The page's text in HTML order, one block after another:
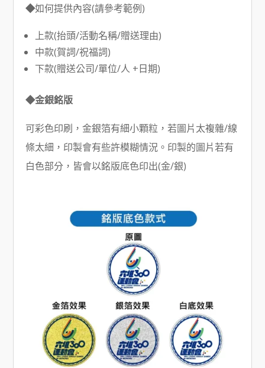
◆如何提供內容(請參考範例)
上款(抬頭/活動名稱/贈送理由)
中款(賀詞/祝福詞)
下款(贈送公司/單位/人 +日期)
◆金銀銘版
可彩色印刷，金銀箔有細小顆粒，若圖片太複雜/線
條太細，印製會有些許模糊情況。印製的圖片若有
白色部分，皆會以銘版底色印出(金/銀)